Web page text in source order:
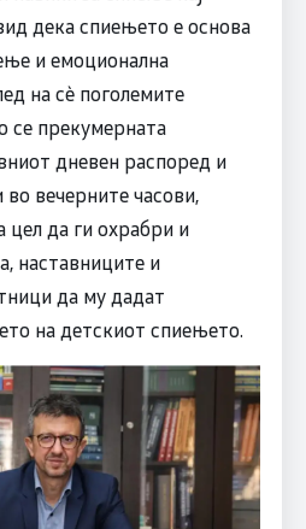
дека спиењето е основа
и емоционална
на сè поголемите
се прекумерната
дневен распоред и
вечерните часови,
цел да ги охрабри и
наставниците и
да му дадат
на детскиот спиењето.